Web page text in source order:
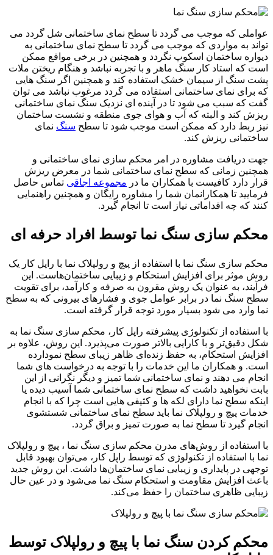
عواملی که موجب می گردد تا سطح نمای ساختمانی شل گردد می
تواند به مواردی که موجب می گردد تا سطح نمای ساختمانی به
دیواره ساختمان اسکوپ نگردد و همچنین در برخی مواقع ممکن
است که استاد کار سنگ ماهر و با تجربه نباشد و هنگام ریختن ملات
پشت سنگ از سیمان خشک استفاده کند و همچنین اگر سنگ هایی
که برای نمای ساختمانی استفاده می گردد مرغوب نباشد می توان
گفت که سبب می شود تا در آینده ای نزدیک سنگ نمای ساختمانی
ریزش کند و البته که آب و هوای جوی منطقه و نشست ساختمان
نیز ربط دارد که ممکن است موجب شود تا سطح سنگ نمای
ساختمانی ریزش کند.
جهت دریافت مشاوره در امر محکم سازی نمای ساختمانی و
همچنین زمانی که سطح نمای ساختمانی شما در معرض ریزش
قرار دارد کافیست با همکاران ما در مجموعه اجاقی تماس حاصل
فرمایید تا همکارانمان شما را مشاوره رایگان و همچنین راهنمایی
کنند که چه اقداماتی نیاز است تا انجام گیرد.
محکم سازی سنگ نما توسط افراد حرفه ای
محکم سازی سنگ نما با استفاده از پیچ و رولپلاک نما با راپل کار یک
روش موثر برای افزایش استحکام و زیبایی ساختمان‌هاست. این
فرآیند، به عنوان یک روش مقرون به صرفه و کارآمد، برای تقویت
سطح سنگ نما در برابر عوامل جوی و فشارهای بیرونی که به سطح
نما وارد می شود بسیار مورد توجه قرار گرفته است.
با استفاده از تکنولوژی پیشرفته راپل کار، محکم سازی سنگ نما به
شکل دقیق‌تر و با کارایی بالاتر صورت می‌پذیرد. این روش، علاوه بر
افزایش استحکام، به حفظ زنده‌ای ظاهر زیبای سطح نمودارده
است. و همکاران ما این خدمات را با توجه به درخواست های شما
انجام می دهند و نمای ساختمانی شما تمیز و دیگر نگرانی از این
بابت نخواهید داشت که سطح نمای ساختمانی شما آسیب دیده یا
اینکه سطح نما دارای لکه ها و کثیفی هایی است چرا که با انجام
خدمات پیچ و رولپلاک نما باید سطح نمای ساختمانی شستشوی
انجام گیرد تا سطح نما به صورت تمیز و براق گردد.
با استفاده از روش‌های مدرن محکم سازی سنگ نما ، پیچ و رولپلاک
نما با استفاده از تکنولوژی که توسط راپل کار، می‌توان بهبود قابل
توجهی در پایداری و زیبایی نمای ساختمان‌ها داشت. این روش جدید
باعث افزایش مقاومت و استحکام سنگ نما می‌شود و در عین حال
زیبایی ظاهری ساختمان را حفظ می‌کند.
محکم کردن سنگ نما با پیچ و رولپلاک توسط